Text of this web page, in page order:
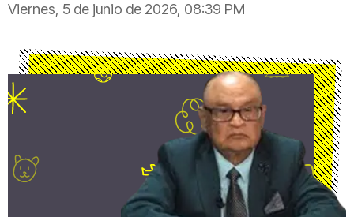
Viernes, 5 de junio de 2026, 08:39 PM